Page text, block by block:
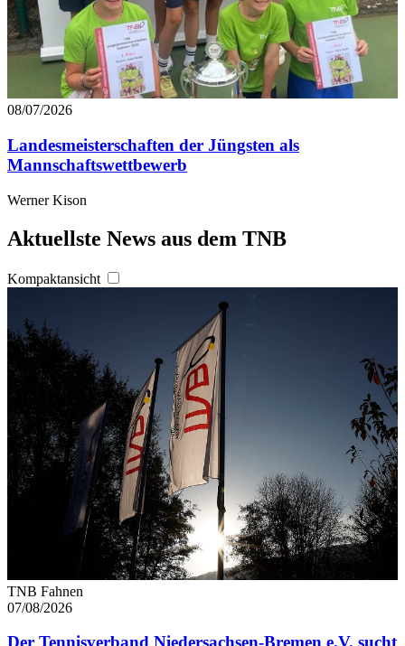
08/07/2026
Landesmeisterschaften der Jüngsten als
Mannschaftswettbewerb
Werner Kison
Aktuellste News aus dem TNB
Kompaktansicht
TNB Fahnen
07/08/2026
Der Tennisverband Niedersachsen-Bremen e.V. sucht